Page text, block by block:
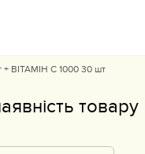
ВІТАМІН С 1000 30 шт
товару